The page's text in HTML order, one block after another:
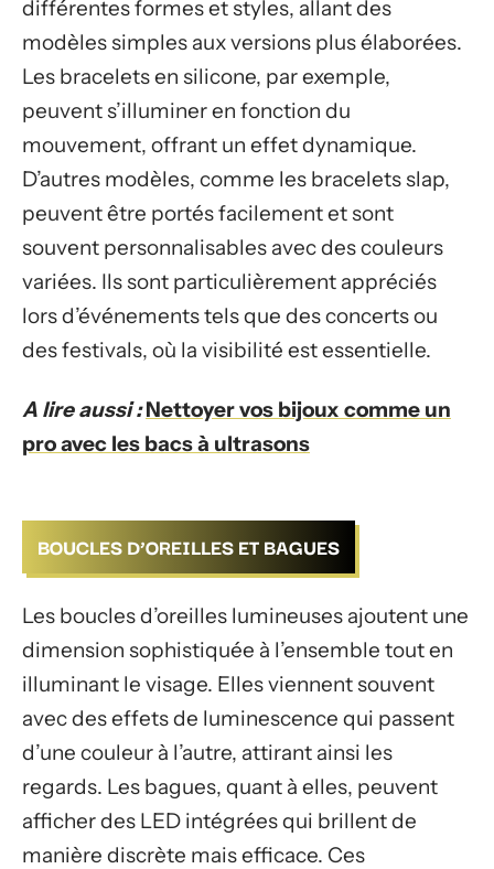
différentes formes et styles, allant des
modèles simples aux versions plus élaborées.
Les bracelets en silicone, par exemple,
peuvent s’illuminer en fonction du
mouvement, offrant un effet dynamique.
D’autres modèles, comme les bracelets slap,
peuvent être portés facilement et sont
souvent personnalisables avec des couleurs
variées. Ils sont particulièrement appréciés
lors d’événements tels que des concerts ou
des festivals, où la visibilité est essentielle.
A lire aussi : Nettoyer vos bijoux comme un
pro avec les bacs à ultrasons
BOUCLES D’OREILLES ET BAGUES
Les boucles d’oreilles lumineuses ajoutent une
dimension sophistiquée à l’ensemble tout en
illuminant le visage. Elles viennent souvent
avec des effets de luminescence qui passent
d’une couleur à l’autre, attirant ainsi les
regards. Les bagues, quant à elles, peuvent
afficher des LED intégrées qui brillent de
manière discrète mais efficace. Ces